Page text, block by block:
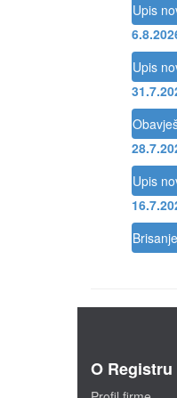
Upis
Upis
Upis
O Registru